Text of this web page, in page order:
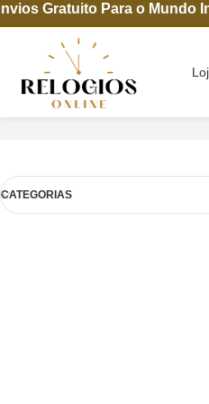
Gratuito Para o Mundo
JoiasMostrando todos
CATEGORIAS